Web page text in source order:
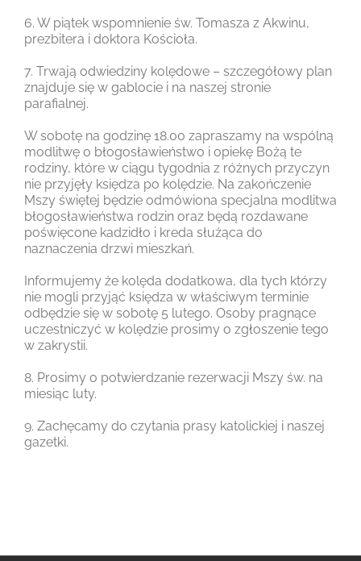
6. W piątek wspomnienie św. Tomasza z Akwinu,
prezbitera i doktora Kościoła.
7. Trwają odwiedziny kolędowe – szczegółowy plan
znajduje się w gablocie i na naszej stronie
parafialnej.
W sobotę na godzinę 18.00 zapraszamy na wspólną
modlitwę o błogosławieństwo i opiekę Bożą te
rodziny, które w ciągu tygodnia z różnych przyczyn
nie przyjęły księdza po kolędzie. Na zakończenie
Mszy świętej będzie odmówiona specjalna modlitwa
błogosławieństwa rodzin oraz będą rozdawane
poświęcone kadzidło i kreda służąca do
naznaczenia drzwi mieszkań.
Informujemy że kolęda dodatkowa, dla tych którzy
nie mogli przyjąć księdza w właściwym terminie
odbędzie się w sobotę 5 lutego. Osoby pragnące
uczestniczyć w kolędzie prosimy o zgłoszenie tego
w zakrystii.
8. Prosimy o potwierdzanie rezerwacji Mszy św. na
miesiąc luty.
9. Zachęcamy do czytania prasy katolickiej i naszej
gazetki.